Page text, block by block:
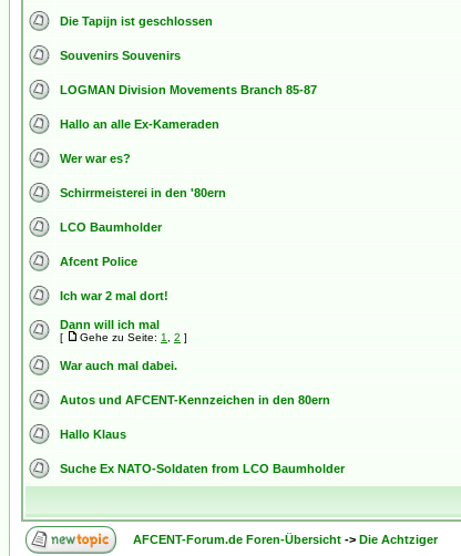
Die Tapijn ist geschlossen
Souvenirs Souvenirs
LOGMAN Division Movements Branch 85-87
Hallo an alle Ex-Kameraden
Wer war es?
Schirrmeisterei in den '80ern
LCO Baumholder
Afcent Police
Ich war 2 mal dort!
Dann will ich mal
[ Gehe zu Seite: 1 2 ]
War auch mal dabei.
Autos und AFCENT-Kennzeichen in den 80ern
Hallo Klaus
Suche Ex NATO-Soldaten from LCO Baumholder
AFCENT-Forum.de Foren-Übersicht -> Die Achtziger